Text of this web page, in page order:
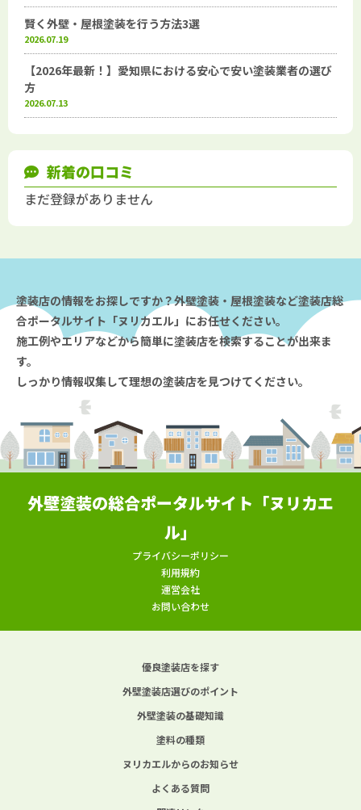
賢く外壁・屋根塗装を行う方法3選
2026.07.19
【2026年最新！】愛知県における安心で安い塗装業者の選び
方
2026.07.13
新着の口コミ
まだ登録がありません
塗装店の情報をお探しですか？外壁塗装・屋根塗装など塗装店総
合ポータルサイト「ヌリカエル」にお任せください。
施工例やエリアなどから簡単に塗装店を検索することが出来ま
す。
しっかり情報収集して理想の塗装店を見つけてください。
外壁塗装の総合ポータルサイト「ヌリカエ
ル」
プライバシーポリシー
利用規約
運営会社
お問い合わせ
優良塗装店を探す
外壁塗装店選びのポイント
外壁塗装の基礎知識
塗料の種類
ヌリカエルからのお知らせ
よくある質問